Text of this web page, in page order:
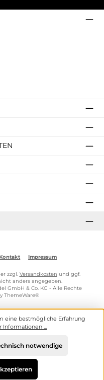
Impressum
zzgl. Versandkosten und ggf.
anders angegeben.
GmbH & Co. KG - Alle Rechte
ThemeWare®
eine bestmögliche Erfahrung
Informationen ...
notwendige